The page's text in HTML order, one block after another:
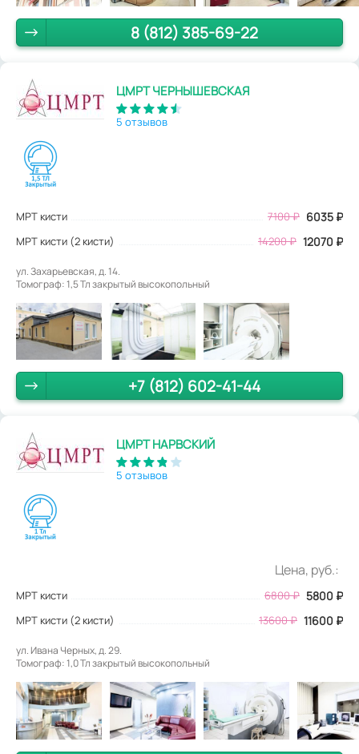
8 (812) 385-69-22
ЦМРТ ЧЕРНЫШЕВСКАЯ
5 отзывов
МРТ кисти 7100₽ 6035 ₽
МРТ кисти (2 кисти) 14200 ₽ 12070 ₽
ул. Захарьевская, д. 14.
Томограф: 1,5 Тл закрытый высокопольный
+7 (812) 602-41-44
ЦМРТ НАРВСКИЙ
5 отзывов
Цена, руб.:
МРТ кисти 6800₽ 5800 ₽
МРТ кисти (2 кисти) 13600 ₽ 11600 ₽
ул. Ивана Черных, д. 29.
Томограф: 1,0 Тл закрытый высокопольный